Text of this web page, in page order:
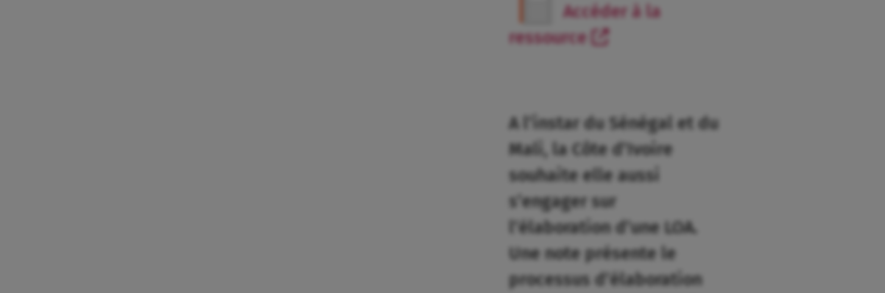
Accéder à la
ressource
A l’instar du Sénégal et du
Mali, la Côte d’Ivoire
souhaite elle aussi
s’engager sur
l’élaboration d’une LOA.
Une note présente le
processus d’élaboration